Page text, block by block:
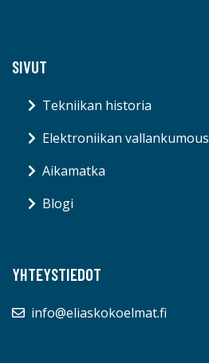
SIVUT
Tekniikan historia
Elektroniikan vallankumous
Aikamatka
Blogi
YHTEYSTIEDOT
info@eliaskokoelmat.fi